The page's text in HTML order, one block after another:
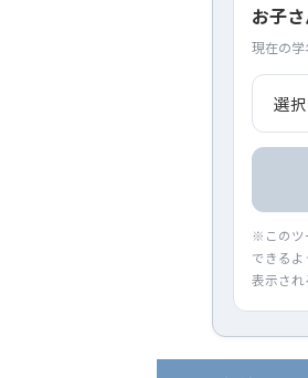
お子
現在の
※このツ
できる
表示され